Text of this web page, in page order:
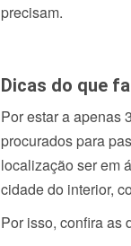
precisam.
Dicas do que
Por estar a apenas
procurados para
localização ser em
cidade do interior,
Por isso, confira as